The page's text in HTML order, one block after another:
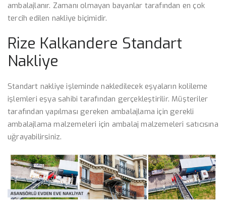
ambalajlanır. Zamanı olmayan bayanlar tarafından en çok
tercih edilen nakliye biçimidir.
Rize Kalkandere Standart
Nakliye
Standart nakliye işleminde nakledilecek eşyaların kolileme
işlemleri eşya sahibi tarafından gerçekleştirilir. Müşteriler
tarafından yapılması gereken ambalajlama için gerekli
ambalajlama malzemeleri için ambalaj malzemeleri satıcısına
uğrayabilirsiniz.